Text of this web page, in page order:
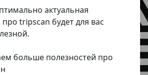
актуальная
tripscan будет для вас
больше полезностей про